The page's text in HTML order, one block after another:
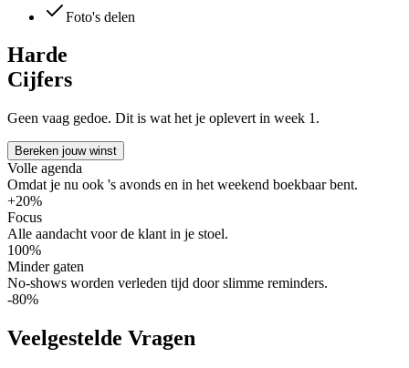
Foto's delen
Harde
Cijfers
Geen vaag gedoe. Dit is wat het je oplevert in week 1.
Bereken jouw winst
Volle agenda
Omdat je nu ook 's avonds en in het weekend boekbaar bent.
+20%
Focus
Alle aandacht voor de klant in je stoel.
100%
Minder gaten
No-shows worden verleden tijd door slimme reminders.
-80%
Veelgestelde Vragen